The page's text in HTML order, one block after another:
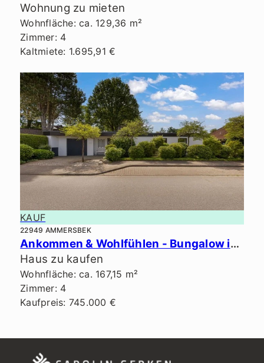
Wohnung zu mieten
Wohnfläche: ca. 129,36 m²
Zimmer: 4
Kaltmiete: 1.695,91 €
KAUF
22949 AMMERSBEK
Ankommen & Wohlfühlen - Bungalow in Bestlage von Ammersbek.
Haus zu kaufen
Wohnfläche: ca. 167,15 m²
Zimmer: 4
Kaufpreis: 745.000 €